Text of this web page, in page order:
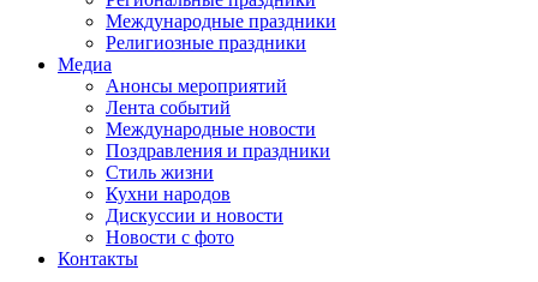
Международные праздники
Религиозные праздники
Медиа
Анонсы мероприятий
Лента событий
Международные новости
Поздравления и праздники
Cтиль жизни
Кухни народов
Дискуссии и новости
Новости с фото
Контакты